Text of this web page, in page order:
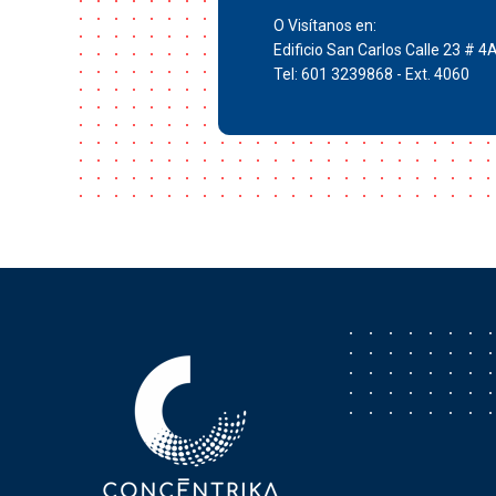
O Visítanos en:
Edificio San Carlos Calle 23 #
Tel: 601 3239868 - Ext. 4060